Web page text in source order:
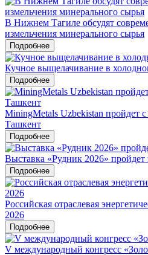
В Нижнем Тагиле обсудят
измельчения минерального сырья
Подробнее
Кучное выщелачивание в
Подробнее
MiningMetals Uzbekistan пройдет с
Ташкент
Подробнее
Выставка «Рудник 2026» пройдет
Подробнее
Российская отраслевая
2026
Подробнее
V международный конгресс